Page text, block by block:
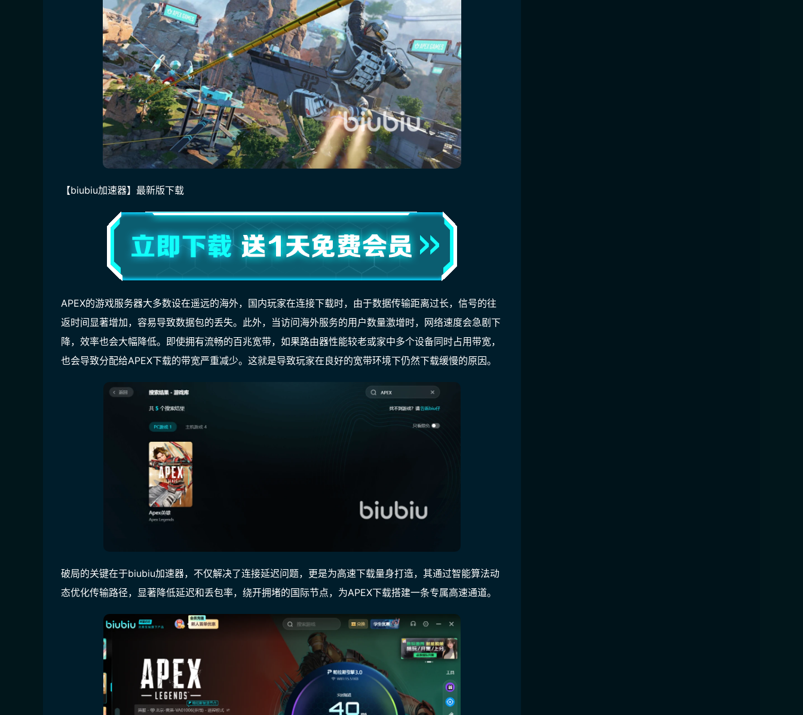
【biubiu加速器】最新版下载
APEX的游戏服务器大多数设在遥远的海外，国内玩家在连接下载时，由于数据传输距离过长，信号的往
返时间显著增加，容易导致数据包的丢失。此外，当访问海外服务的用户数量激增时，网络速度会急剧下
降，效率也会大幅降低。即使拥有流畅的百兆宽带，如果路由器性能较老或家中多个设备同时占用带宽，
也会导致分配给APEX下载的带宽严重减少。这就是导致玩家在良好的宽带环境下仍然下载缓慢的原因。
破局的关键在于biubiu加速器，不仅解决了连接延迟问题，更是为高速下载量身打造，其通过智能算法动
态优化传输路径，显著降低延迟和丢包率，绕开拥堵的国际节点，为APEX下载搭建一条专属高速通道。